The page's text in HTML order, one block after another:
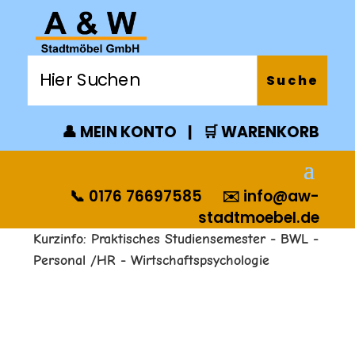
👤 MEIN KONTO | 🛒 WARENKORB
📞 0176 76697585 ✉️ info@aw-
stadtmoebel.de
Kurzinfo: Praktisches Studiensemester - BWL -
Personal /HR - Wirtschaftspsychologie